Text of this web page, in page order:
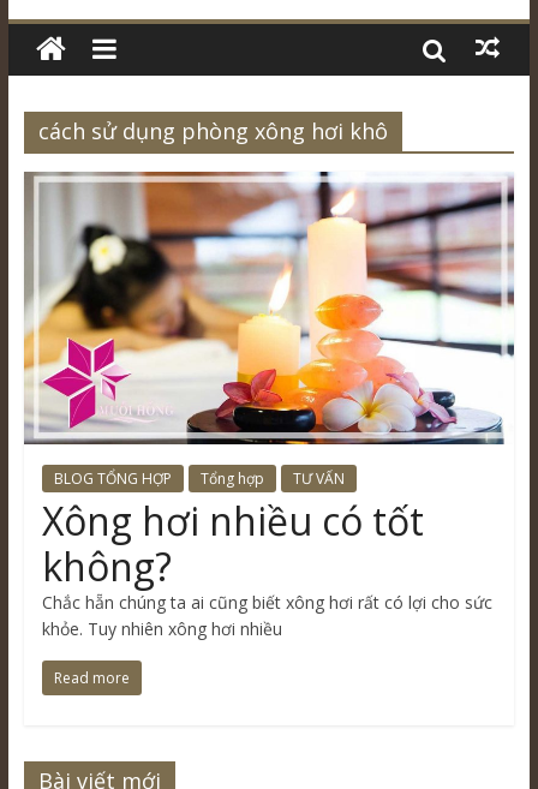
cách sử dụng phòng xông hơi khô
BLOG TỔNG HỢP Tổng hợp TƯ VẤN
Xông hơi nhiều có tốt
không?
Chắc hẵn chúng ta ai cũng biết xông hơi rất có lợi cho sức
khỏe. Tuy nhiên xông hơi nhiều
Read more
Bài viết mới